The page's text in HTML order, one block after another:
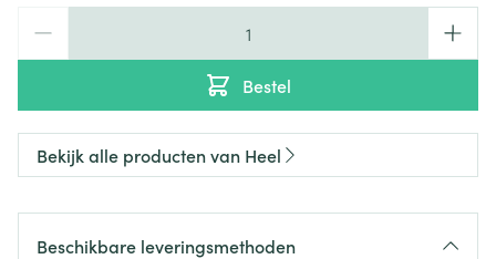
Bestel
Bekijk alle producten van Heel
Beschikbare leveringsmethoden